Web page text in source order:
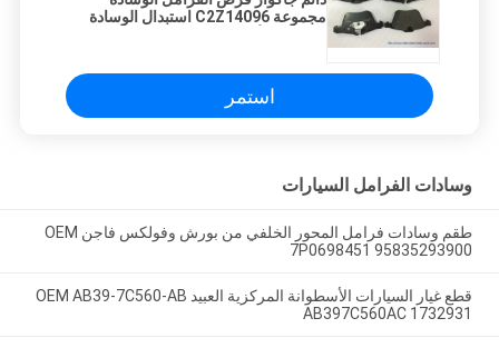
مجموعة C2Z14096 استبدال الوسادة
استمر
وسادات الفرامل السيارات
طقم وسادات فرامل المحور الخلفي من بورش وفولكس فاجن OEM
7P0698451 95835293900
قطع غيار السيارات الأسطوانة المركزية العبيد OEM AB39-7C560-AB
AB397C560AC 1732931